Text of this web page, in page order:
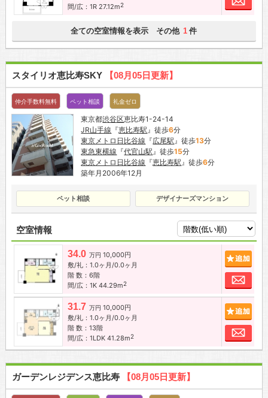
間/広：1R 27.12m2
全ての空室情報を表示 その他 1 件
スタイリオ恵比寿SKY 【08月05日更新】
仲介手数料無料 ペット相談 礼金ゼロ
東京都渋谷区恵比寿1-24-14
JR山手線 『恵比寿駅 』徒歩6分
東京メトロ日比谷線 『広尾駅 』徒歩13分
東急東横線 『代官山駅 』徒歩15分
東京メトロ日比谷線 『恵比寿駅 』徒歩6分
築年月2006年12月
ペット相談 デザイナーズマンション
空室情報
34.0 万円 10,000円
敷/礼：1.0ヶ月/0.0ヶ月
階 数：6階
間/広：1K 44.29m2
お
31.7 万円 10,000円
敷/礼：1.0ヶ月/0.0ヶ月
階 数：13階
間/広：1LDK 41.28m2
お
ガーデンレジデンス恵比寿 【08月05日更新】